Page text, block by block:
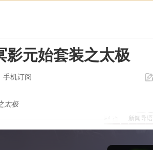
影元始套装之太极
手机订阅
新闻导语
太极